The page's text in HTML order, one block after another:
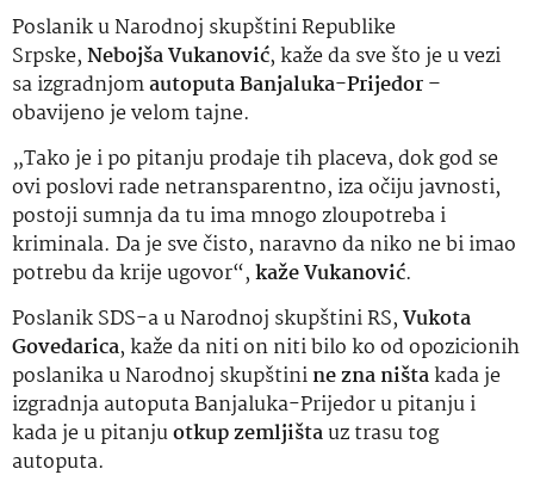
Poslanik u Narodnoj skupštini Republike
Srpske,Nebojša Vukanović, kaže da sve što je u vezi
sa izgradnjomautoputa Banjaluka-Prijedor–
obavijeno je velom tajne.
„Tako je i po pitanju prodaje tih placeva, dok god se
ovi poslovi rade netransparentno, iza očiju javnosti,
postoji sumnja da tu ima mnogo zloupotreba i
kriminala. Da je sve čisto, naravno da niko ne bi imao
potrebu da krije ugovor“,kaže Vukanović.
Poslanik SDS-a u Narodnoj skupštini RS,Vukota
Govedarica, kaže da niti on niti bilo ko od opozicionih
poslanika u Narodnoj skupštinine zna ništakada je
izgradnja autoputa Banjaluka-Prijedor u pitanju i
kada je u pitanjuotkup zemljištauz trasu tog
autoputa.